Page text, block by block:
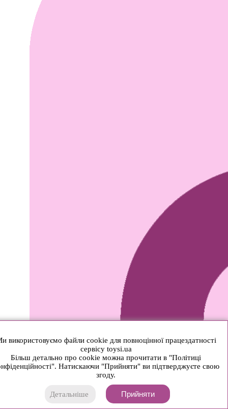
використовуємо файли cookie для повноцінної працездатності
сервісу toysi.ua
Більш детально про cookie можна прочитати в "Політиці
Натискаючи "Прийняти" ви підтверджуєте свою
згоду.
Детальніше Прийняти